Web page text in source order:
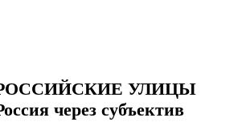
УЛИЦЫ
через субъектив